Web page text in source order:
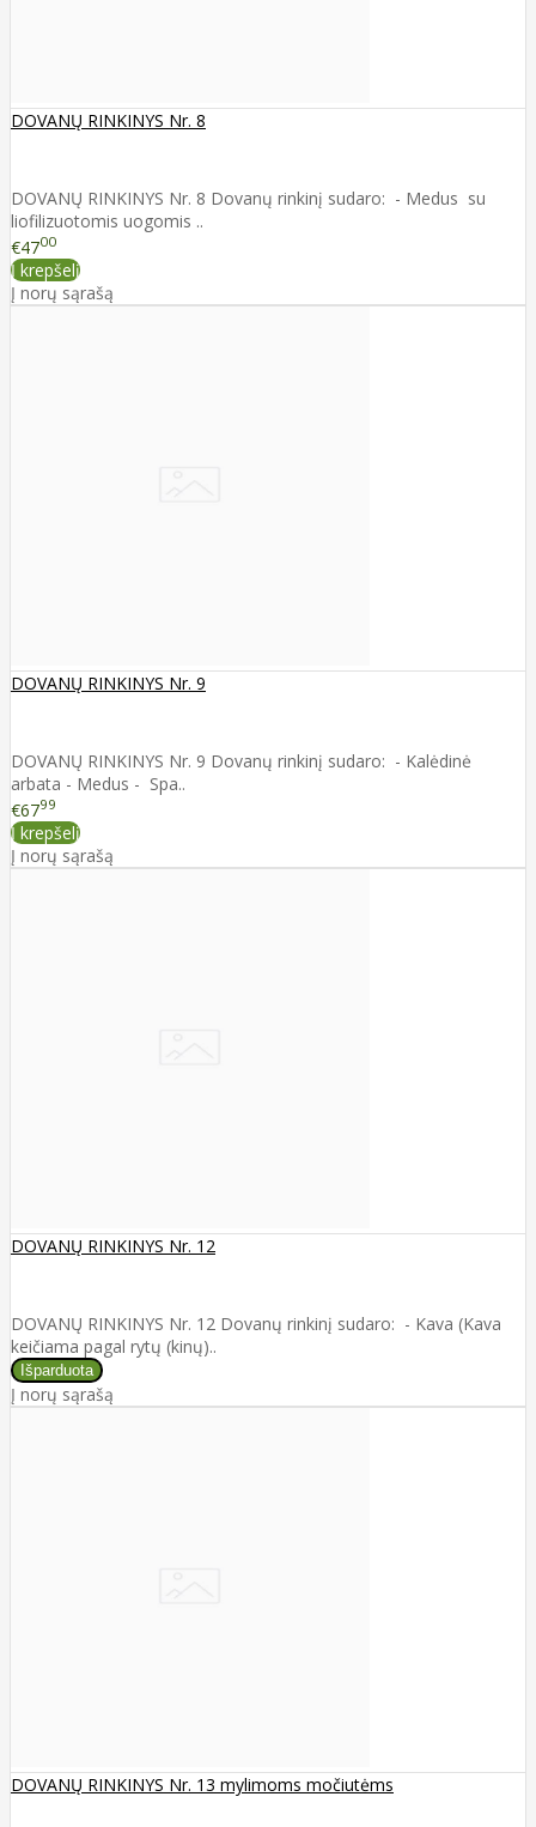
DOVANŲ RINKINYS Nr. 8
DOVANŲ RINKINYS Nr. 8 Dovanų rinkinį sudaro: - Medus su
liofilizuotomis uogomis ..
€4700
Į krepšelį
Į norų sąrašą
DOVANŲ RINKINYS Nr. 9
DOVANŲ RINKINYS Nr. 9 Dovanų rinkinį sudaro: - Kalėdinė
arbata - Medus - Spa..
€6799
Į krepšelį
Į norų sąrašą
DOVANŲ RINKINYS Nr. 12
DOVANŲ RINKINYS Nr. 12 Dovanų rinkinį sudaro: - Kava (Kava
keičiama pagal rytų (kinų)..
Į norų sąrašą
DOVANŲ RINKINYS Nr. 13 mylimoms močiutėms